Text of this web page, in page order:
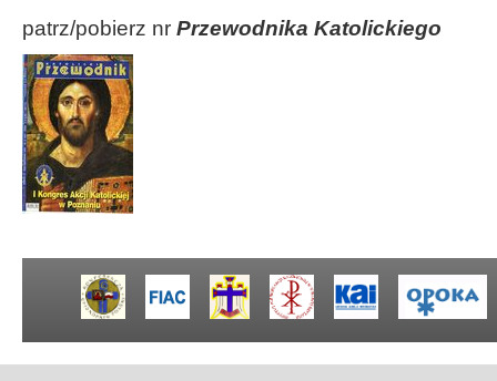
patrz/pobierz nr Przewodnika Katolickiego